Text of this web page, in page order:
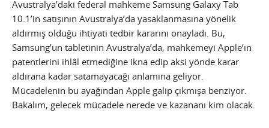
Avustralya’daki federal mahkeme Samsung Galaxy Tab
10.1’in satışının Avustralya’da yasaklanmasına yönelik
aldırmış olduğu ihtiyati tedbir kararını onayladı. Bu,
Samsung’un tabletinin Avustralya’da, mahkemeyi Apple’ın
patentlerini ihlâl etmediğine ikna edip aksi yönde karar
aldırana kadar satamayacağı anlamına geliyor.
Mücadelenin bu ayağından Apple galip çıkmışa benziyor.
Bakalım, gelecek mücadele nerede ve kazananı kim olacak.